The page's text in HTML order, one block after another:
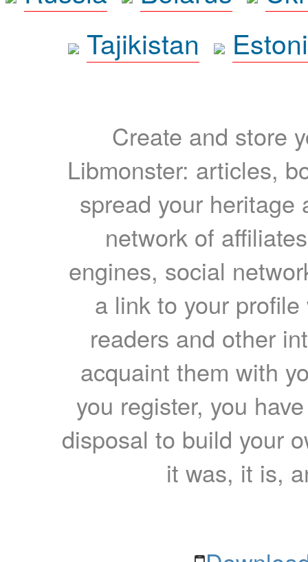
Tajikistan
Create and store
Libmonster: articles,
spread your heritage
network of
engines, social
a link to your
readers and other
acquaint them with
you register, you
disposal to build your
it was, it is,